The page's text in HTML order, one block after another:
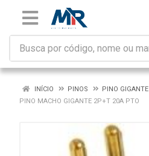
INÍCIO PINOS
PINO GIGANTE
PINO MACHO GIGANTE 2P+T 20A PTO